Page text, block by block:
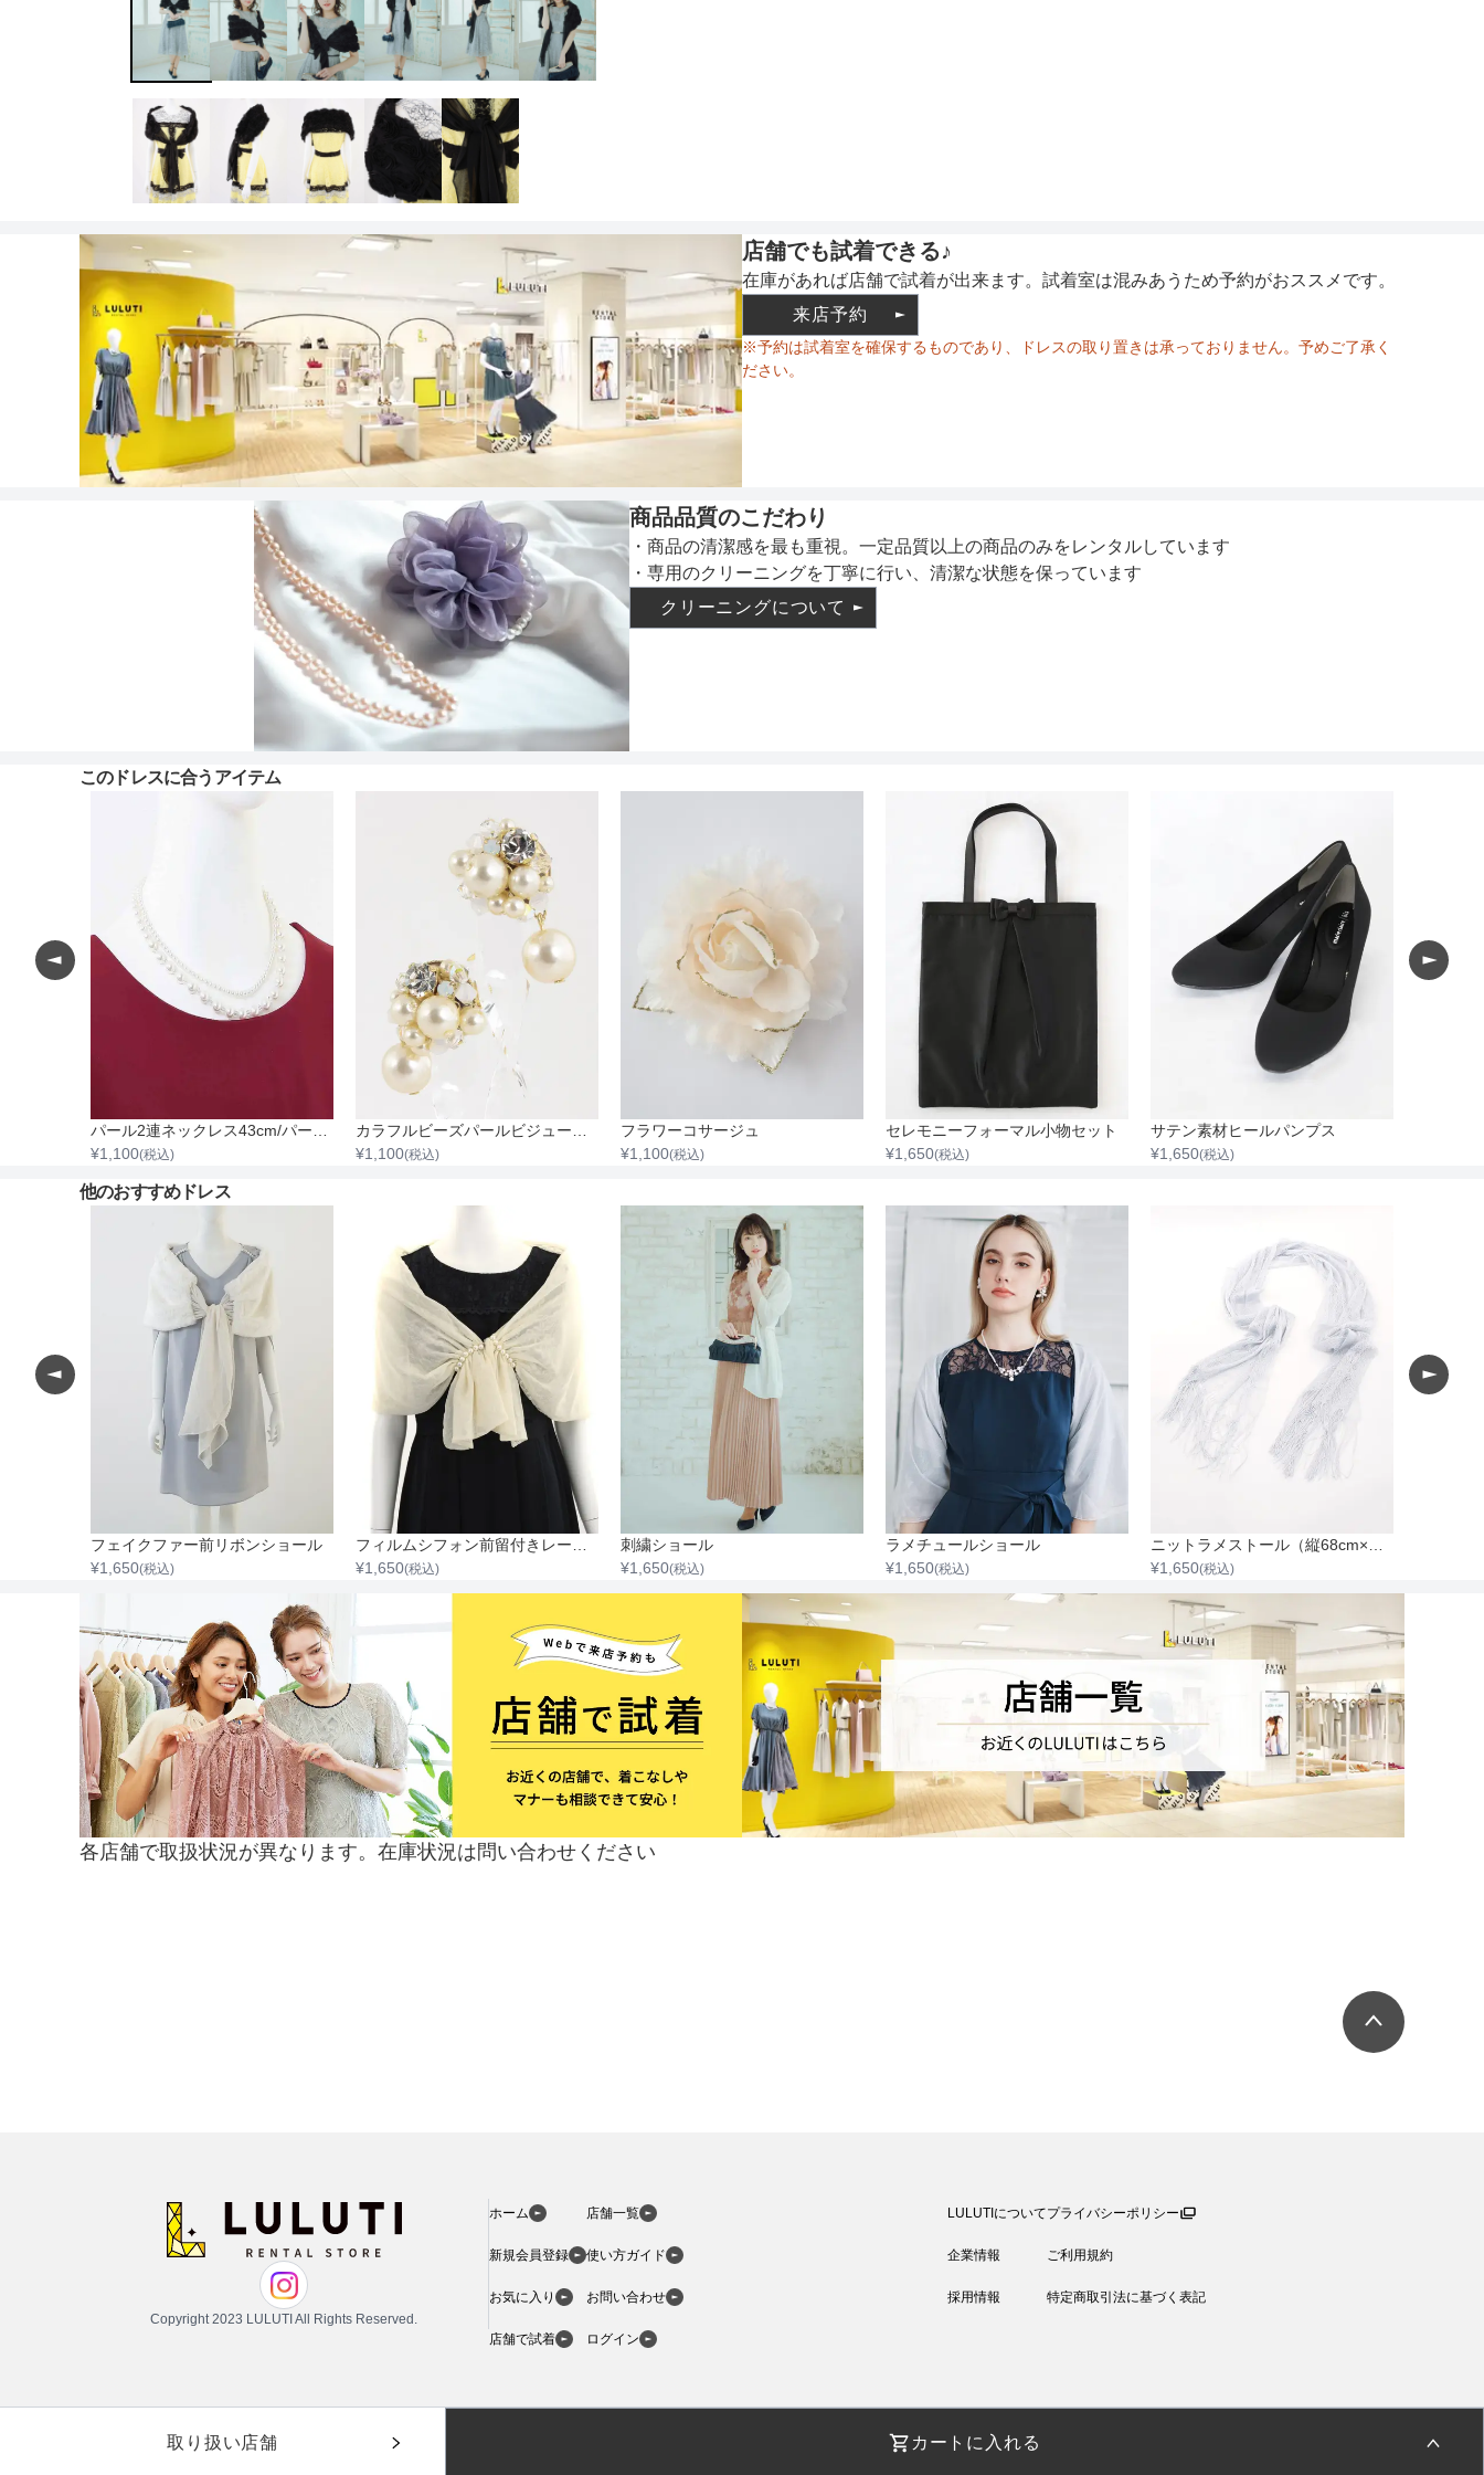
好印象セレモニーコーデ 初めての卒園
式もこれ一着で安心♡
フラット
ヘアーアクセサリー
イヤリング
ベルト
その他
ブレスレット
ブラックフォーマル
小物セット
セレモニースーツ
リクルートスーツ
ブランド
AIMER
CELFORD
FRAY I.D
SNIDEL
kaene
Phase Eight
REWAKES
おすすめ商品
素材
インナー
骨格タイプ
店舗でも試着できる♪
在庫があれば店舗で試着が出来ます。試着室は混みあうため予約がおススメです。
来店予約
※予約は試着室を確保するものであり、ドレスの取り置きは承っておりません。予めご了承く
ださい。
商品品質のこだわり
・商品の清潔感を最も重視。一定品質以上の商品のみをレンタルしています
・専用のクリーニングを丁寧に行い、清潔な状態を保っています
クリーニングについて
このドレスに合うアイテム
¥1,100(税込)
¥1,100(税込)
フラワーコサージュ
¥1,100(税込)
セレモニーフォーマル小物セット
¥1,650(税込)
サテン素材ヒールパンプス
¥1,650(税込)
他のおすすめドレス
フェイクファー前リボンショール
¥1,650(税込)
¥1,650(税込)
刺繍ショール
¥1,650(税込)
ラメチュールショール
¥1,650(税込)
¥1,650(税込)
各店舗で取扱状況が異なります。在庫状況は問い合わせください
Copyright 2023 LULUTI All Rights Reserved.
ホーム
新規会員登録
お気に入り
店舗で試着
店舗一覧
使い方ガイド
お問い合わせ
ログイン
LULUTIについて
企業情報
採用情報
プライバシーポリシー
ご利用規約
特定商取引法に基づく表記
取り扱い店舗 カートに入れる